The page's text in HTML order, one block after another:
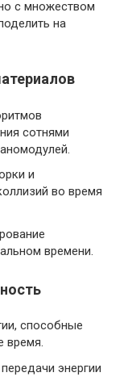
с множеством
на
сотнями
и
во время
времени.
способные
время.
энергии